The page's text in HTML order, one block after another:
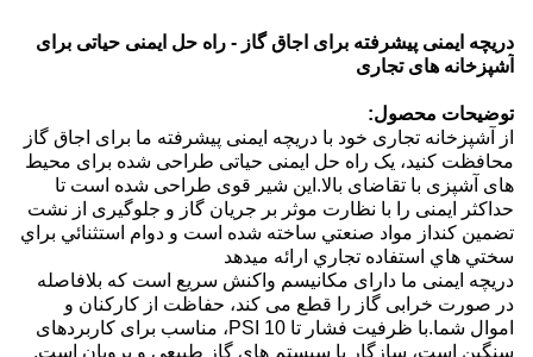
دریچه ایمنی پیشرفته برای اجاق گاز - راه حل ایمنی حیاتی برای
آشپزخانه های تجاری
توضیحات محصول:
از آشپزخانه تجاری خود با دریچه ایمنی پیشرفته ما برای اجاق گاز
محافظت کنید، یک راه حل ایمنی حیاتی طراحی شده برای محیط
های آشپزی با تقاضای بالا.این شیر قوی طراحی شده است تا
حداکثر ایمنی را با نظارت موثر بر جریان گاز و جلوگیری از نشت
تضمین کنداز مواد صنعتي ساخته شده است و دوام استثنائي براي
سختي هاي استفاده تجاري ارائه ميدهد
دریچه ایمنی ما دارای مکانیسم واکنش سریع است که بلافاصله
در صورت خرابی گاز را قطع می کند، حفاظت از کارکنان و
اموال شما.با ظرفیت فشار تا 10 PSI، مناسب برای کاربردهای
سنگین است، سازگار با سیستم های گاز طبیعی و پروپان است.